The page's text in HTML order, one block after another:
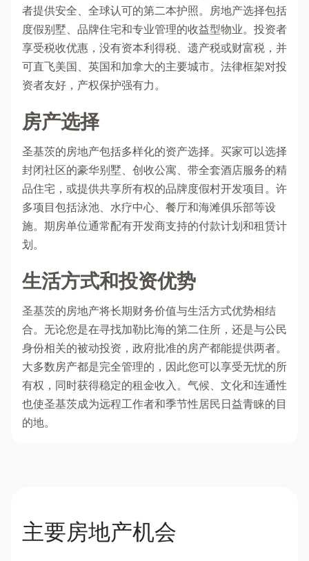
者提供安全、全球认可的第二本护照。房地产选择包括
度假别墅、品牌住宅和专业管理的收益型物业。投资者
享受税收优惠，没有资本利得税、遗产税或财富税，并
可直飞美国、英国和加拿大的主要城市。法律框架对投
资者友好，产权保护强有力。
房产选择
圣基茨的房地产包括多样化的资产选择。买家可以选择
封闭社区的豪华别墅、创收公寓、带全套酒店服务的精
品住宅，或提供共享所有权的品牌度假村开发项目。许
多项目包括泳池、水疗中心、餐厅和海滩俱乐部等设
施。期房单位通常配有开发商支持的付款计划和租赁计
划。
生活方式和投资优势
圣基茨的房地产将长期财务价值与生活方式优势相结
合。无论您是在寻找加勒比海的第二住所，还是与公民
身份相关的被动投资，政府批准的房产都能提供两者。
大多数房产都是完全管理的，因此您可以享受无忧的所
有权，同时获得稳定的租金收入。气候、文化和连通性
也使圣基茨成为远程工作者和季节性居民日益青睐的目
的地。
主要房地产机会